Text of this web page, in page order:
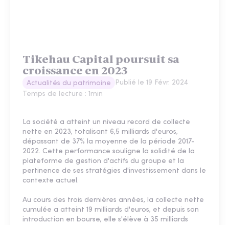
Tikehau Capital poursuit sa
croissance en 2023
Actualités du patrimoine Publié le 19 Févr. 2024
Temps de lecture : 1min
La société a atteint un niveau record de collecte
nette en 2023, totalisant 6,5 milliards d'euros,
dépassant de 37% la moyenne de la période 2017-
2022. Cette performance souligne la solidité de la
plateforme de gestion d'actifs du groupe et la
pertinence de ses stratégies d'investissement dans le
contexte actuel.
Au cours des trois dernières années, la collecte nette
cumulée a atteint 19 milliards d'euros, et depuis son
introduction en bourse, elle s'élève à 35 milliards